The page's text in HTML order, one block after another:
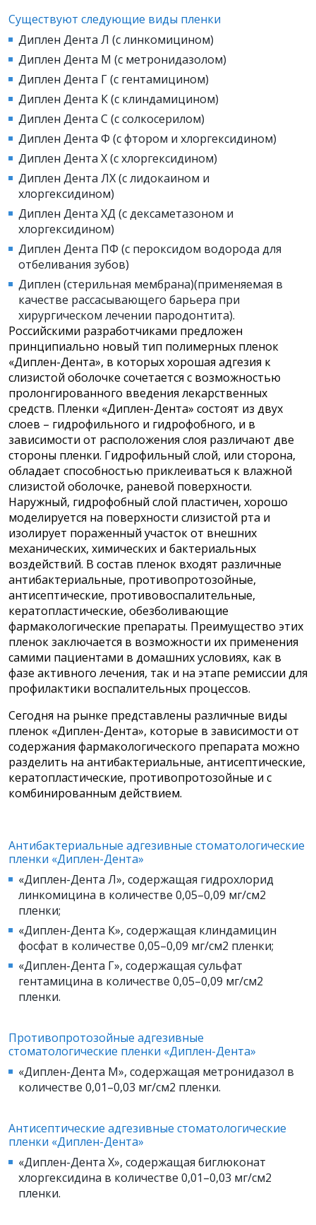
Существуют следующие виды пленки
Диплен Дента Л (с линкомицином)
Диплен Дента М (с метронидазолом)
Диплен Дента Г (с гентамицином)
Диплен Дента К (с клиндамицином)
Диплен Дента С (с солкосерилом)
Диплен Дента Ф (с фтором и хлоргексидином)
Диплен Дента Х (с хлоргексидином)
Диплен Дента ЛХ (с лидокаином и
хлоргексидином)
Диплен Дента ХД (с дексаметазоном и
хлоргексидином)
Диплен Дента ПФ (с пероксидом водорода для
отбеливания зубов)
Диплен (стерильная мембрана)(применяемая в
качестве рассасывающего барьера при
хирургическом лечении пародонтита).
Российскими разработчиками предложен
принципиально новый тип полимерных пленок
«Диплен-Дента», в которых хорошая адгезия к
слизистой оболочке сочетается с возможностью
пролонгированного введения лекарственных
средств. Пленки «Диплен-Дента» состоят из двух
слоев – гидрофильного и гидрофобного, и в
зависимости от расположения слоя различают две
стороны пленки. Гидрофильный слой, или сторона,
обладает способностью приклеиваться к влажной
слизистой оболочке, раневой поверхности.
Наружный, гидрофобный слой пластичен, хорошо
моделируется на поверхности слизистой рта и
изолирует пораженный участок от внешних
механических, химических и бактериальных
воздействий. В состав пленок входят различные
антибактериальные, противопротозойные,
антисептические, противовоспалительные,
кератопластические, обезболивающие
фармакологические препараты. Преимущество этих
пленок заключается в возможности их применения
самими пациентами в домашних условиях, как в
фазе активного лечения, так и на этапе ремиссии для
профилактики воспалительных процессов.
Сегодня на рынке представлены различные виды
пленок «Диплен-Дента», которые в зависимости от
содержания фармакологического препарата можно
разделить на антибактериальные, антисептические,
кератопластические, противопротозойные и с
комбинированным действием.
Антибактериальные адгезивные стоматологические
пленки «Диплен-Дента»
«Диплен-Дента Л», содержащая гидрохлорид
линкомицина в количестве 0,05–0,09 мг/см2
пленки;
«Диплен-Дента К», содержащая клиндамицин
фосфат в количестве 0,05–0,09 мг/см2 пленки;
«Диплен-Дента Г», содержащая сульфат
гентамицина в количестве 0,05–0,09 мг/см2
пленки.
Противопротозойные адгезивные
стоматологические пленки «Диплен-Дента»
«Диплен-Дента М», содержащая метронидазол в
количестве 0,01–0,03 мг/см2 пленки.
Антисептические адгезивные стоматологические
пленки «Диплен-Дента»
«Диплен-Дента X», содержащая биглюконат
хлоргексидина в количестве 0,01–0,03 мг/см2
пленки.